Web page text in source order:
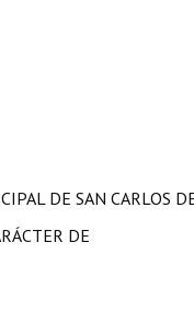
DE SAN CARLOS
DE